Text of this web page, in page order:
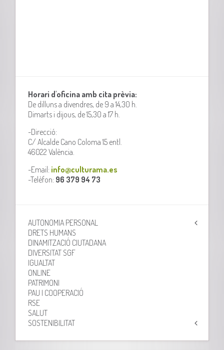
Horari d'oficina amb cita prèvia:
De dilluns a divendres, de 9 a 14,30 h.
Dimarts i dijous, de 15,30 a 17 h.
-Direcció:
C/ Alcalde Cano Coloma 15 entl.
46022 València.
-Email: info@culturama.es
-Telèfon: 96 379 94 73
AUTONOMIA PERSONAL
DRETS HUMANS
DINAMITZACIÓ CIUTADANA
DIVERSITAT SGF
IGUALTAT
ONLINE
PATRIMONI
PAU I COOPERACIÓ
RSE
SALUT
SOSTENIBILITAT